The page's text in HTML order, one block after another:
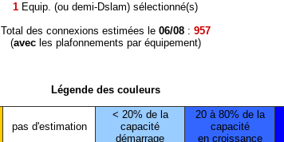
1 Equip. (ou demi-Dslam) sélectionné(s)
Total des connexions estimées le 06/08: 957
(avecles plafonnements par équipement)
Légende des couleurs
pas d'estimation
< 20% de la
capacité
démarrage
20 à 80% de la
capacité
en croissance